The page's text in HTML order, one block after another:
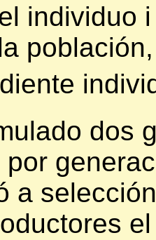
individuo
dos
a